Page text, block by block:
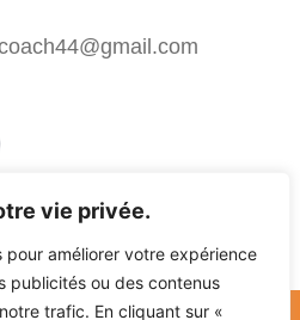
vie privée.
pour améliorer votre expérience
publicités ou des contenus
trafic. En cliquant sur «